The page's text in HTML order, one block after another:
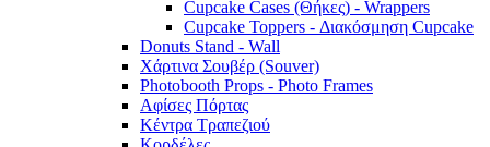
Cupcake Cases (Θήκες) - Wrappers
Cupcake Toppers - Διακόσμηση Cupcake
Donuts Stand - Wall
Χάρτινα Σουβέρ (Souver)
Photobooth Props - Photo Frames
Αφίσες Πόρτας
Κέντρα Τραπεζιού